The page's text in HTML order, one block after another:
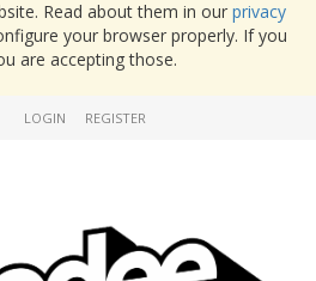
Read about them in our privacy
your browser properly. If you
are accepting those.
LOGIN REGISTER